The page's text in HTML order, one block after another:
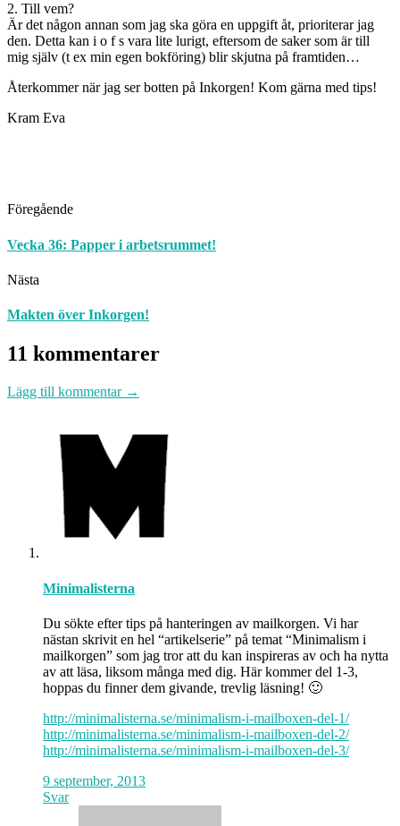
2. Till vem?
Är det någon annan som jag ska göra en uppgift åt, prioriterar jag
den. Detta kan i o f s vara lite lurigt, eftersom de saker som är till
mig själv (t ex min egen bokföring) blir skjutna på framtiden…
Återkommer när jag ser botten på Inkorgen! Kom gärna med tips!
Kram Eva
Föregående
Vecka 36: Papper i arbetsrummet!
Nästa
Makten över Inkorgen!
11 kommentarer
Lägg till kommentar →
Minimalisterna
Du sökte efter tips på hanteringen av mailkorgen. Vi har
nästan skrivit en hel “artikelserie” på temat “Minimalism i
mailkorgen” som jag tror att du kan inspireras av och ha nytta
av att läsa, liksom många med dig. Här kommer del 1-3,
hoppas du finner dem givande, trevlig läsning! 🙂
http://minimalisterna.se/minimalism-i-mailboxen-del-1/
http://minimalisterna.se/minimalism-i-mailboxen-del-2/
http://minimalisterna.se/minimalism-i-mailboxen-del-3/
9 september, 2013
Svar